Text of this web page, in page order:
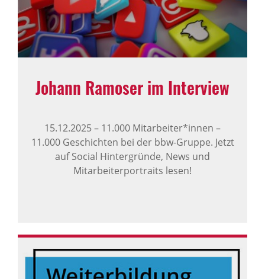
Johann Ramoser im Interview
15.12.2025– 11.000 Mitarbeiter*innen –
11.000 Geschichten bei der bbw-Gruppe. Jetzt
auf Social Hintergründe, News und
Mitarbeiterportraits lesen!